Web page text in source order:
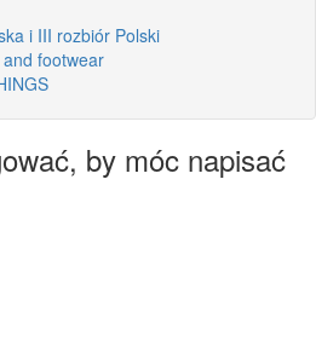
i III rozbiór Polski
footwear
by móc napisać